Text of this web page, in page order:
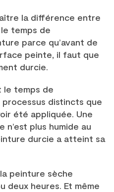
la différence entre
temps de
parce qu’avant de
peinte, il faut que
durcie.
le temps de
distincts que
été appliquée. Une
plus humide au
durcie a atteint sa
peinture sèche
deux heures. Et même